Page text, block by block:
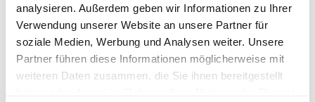
analysieren. Außerdem geben wir Informationen zu Ihrer
Verwendung unserer Website an unsere Partner für
soziale Medien, Werbung und Analysen weiter. Unsere
Partner führen diese Informationen möglicherweise mit
weiteren Daten zusammen, die Sie ihnen bereitgestellt
Erde ein und wässer anschließend ausreichend. So
sind Deine Pflanzen für fünf bis sechs Wochen mit
allen Nährstoffen versorgt.
6,95€für Standardpakete (z.B.Dünger oder
Zubehör)
7,95€für größere Pakete (z.B. Pflanzen oder
Erde)